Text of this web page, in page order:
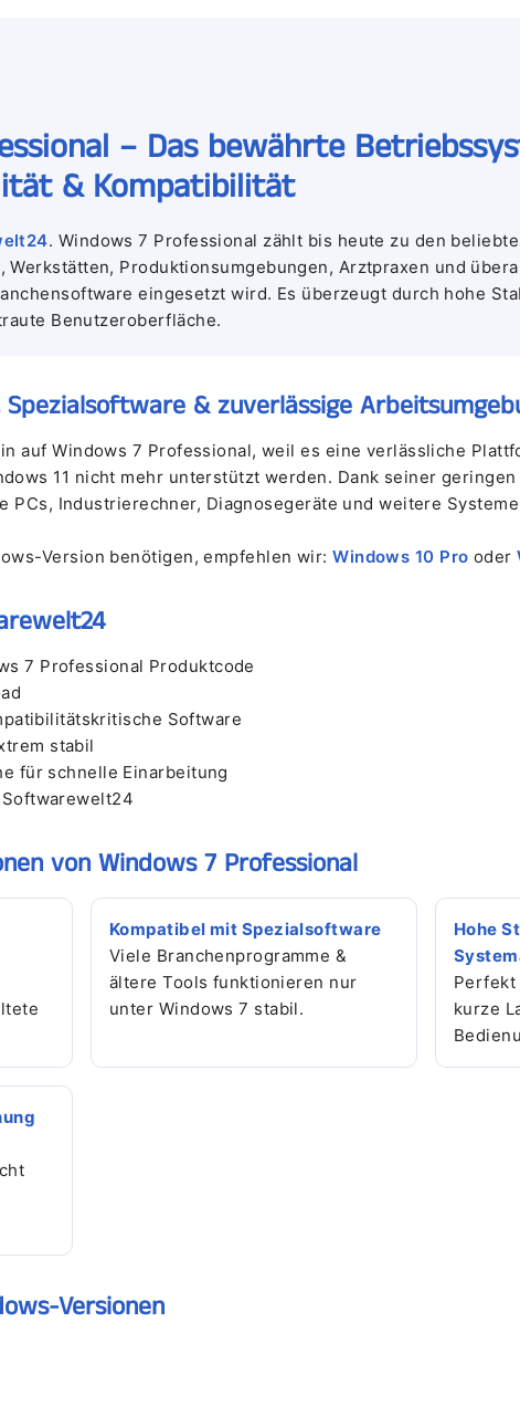
– Das bewährte
& Kompatibilität
. Windows 7 Professional zählt bis heute zu den
Werkstätten, Produktionsumgebungen, Arztpraxen und
eingesetzt wird. Es überzeugt durch hohe
Benutzeroberfläche.
& zuverlässige
auf Windows 7 Professional, weil es eine verlässliche
11 nicht mehr unterstützt werden. Dank seiner
Industrierechner, Diagnosegeräte und weitere
Version benötigen, empfehlen wir:Windows 10 Pro oder
7 Professional Produktcode
Software
stabil
für schnelle Einarbeitung
von Windows 7 Professional
Kompatibel mit Spezialsoftware
Viele Branchenprogramme &
ältere Tools funktionieren nur
unter Windows 7 stabil.
Hohe
Perfekt
kurze
Versionen